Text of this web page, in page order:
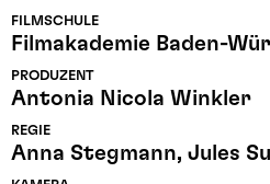
FILMSCHULE
Filmakademie Baden-
PRODUZENT
Antonia Nicola Winkler
REGIE
Anna Stegmann, Jules